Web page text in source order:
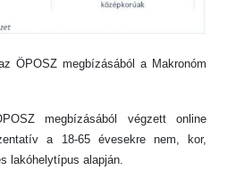
ÖPOSZ megbízásából a Makronóm
megbízásából végzett online
a 18-65 évesekre nem, kor,
lakóhelytípus alapján.